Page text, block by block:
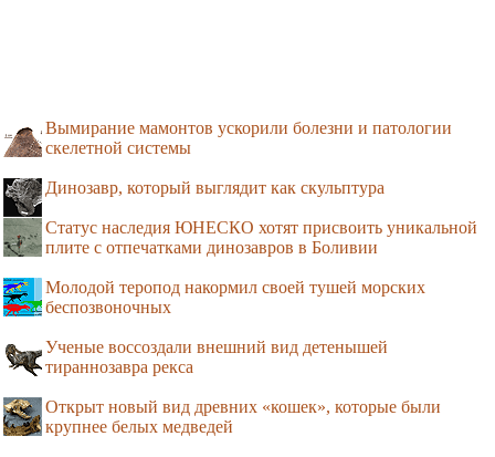
Вымирание мамонтов ускорили болезни и патологии
скелетной системы
Динозавр, который выглядит как скульптура
Статус наследия ЮНЕСКО хотят присвоить уникальной
плите с отпечатками динозавров в Боливии
Молодой теропод накормил своей тушей морских
беспозвоночных
Ученые воссоздали внешний вид детенышей
тираннозавра рекса
Открыт новый вид древних «кошек», которые были
крупнее белых медведей